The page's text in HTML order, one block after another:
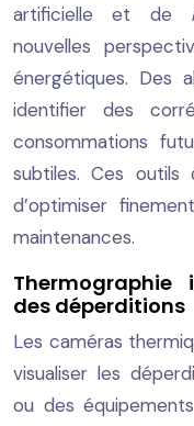
artificielle et de
nouvelles
énergétiques. Des
identifier des
consommations
subtiles. Ces outils
d’optimiser
maintenances.
des déperditions
Les caméras
visualiser les
ou des